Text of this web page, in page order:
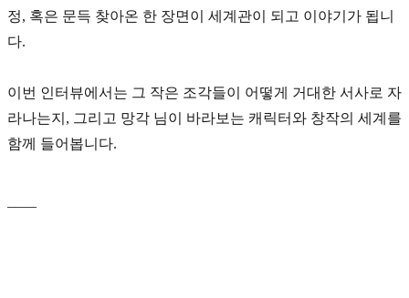
정, 혹은 문득 찾아온 한 장면이 세계관이 되고 이야기가 됩니
다.
이번 인터뷰에서는 그 작은 조각들이 어떻게 거대한 서사로 자
라나는지, 그리고 망각 님이 바라보는 캐릭터와 창작의 세계를
함께 들어봅니다.